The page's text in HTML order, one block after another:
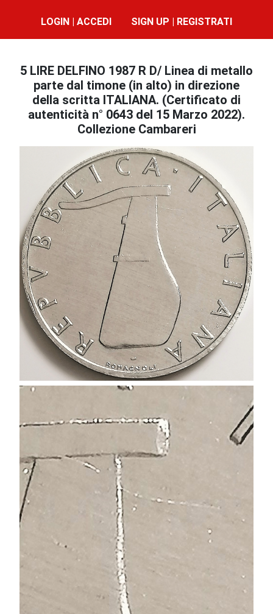
LOGIN | ACCEDI SIGN UP | REGISTRATI
5 LIRE DELFINO 1987 R D/ Linea di metallo
parte dal timone (in alto) in direzione
della scritta ITALIANA. (Certificato di
autenticità n° 0643 del 15 Marzo 2022).
Collezione Cambareri